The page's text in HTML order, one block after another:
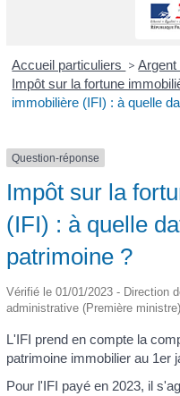
Accueil particuliers >
Impôt sur la fortune
immobilière (IFI) : à quelle
Question-réponse
Impôt sur la
(IFI) : à quelle
patrimoine ?
Vérifié le 01/01/2023 - Direction
administrative (Première ministre)
L'IFI prend en compte la
patrimoine immobilier au 1er
Pour l'IFI payé en 2023, il